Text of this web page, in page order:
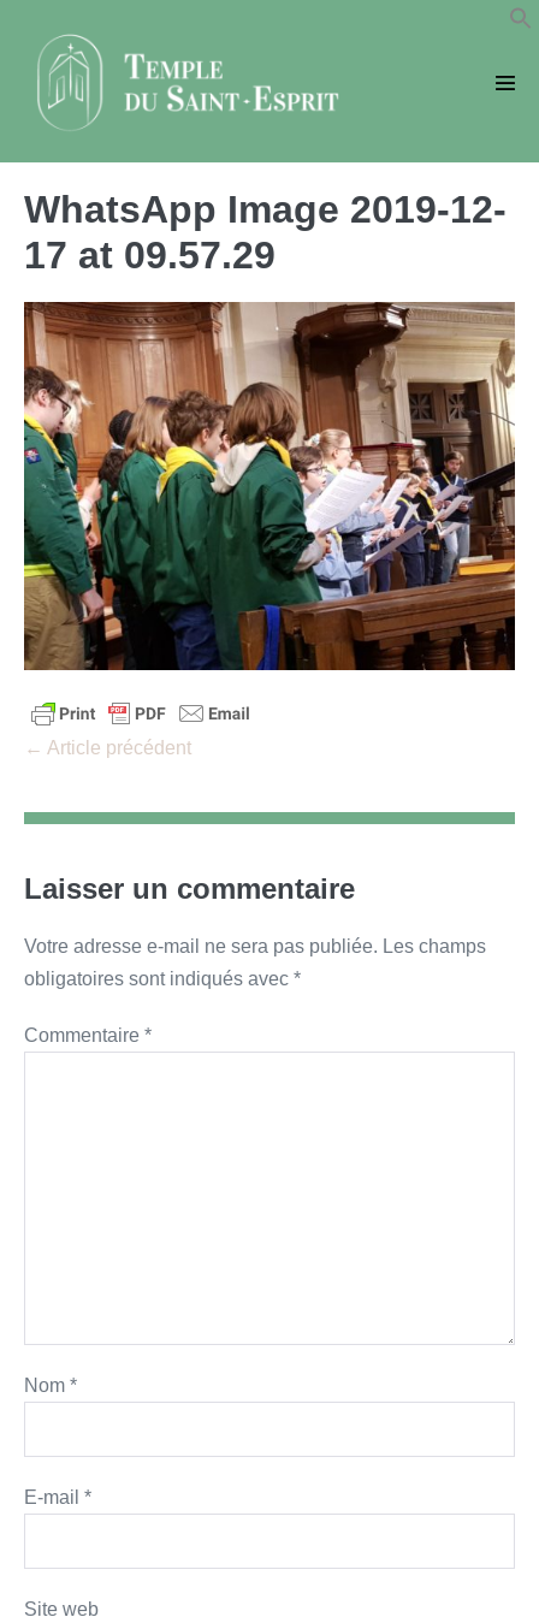
contenu
WhatsApp Image 2019-12-
17 at 09.57.29
Navigation
← Article précédent
Laisser un commentaire
Votre adresse e-mail ne sera pas publiée. Les champs
obligatoires sont indiqués avec *
Commentaire *
Nom *
E-mail *
Site web